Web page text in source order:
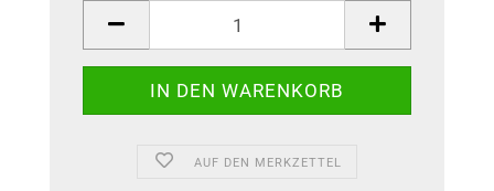
AUF DEN MERKZETTEL